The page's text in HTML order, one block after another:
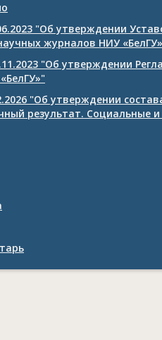
"Об утверждении
журналов НИУ «БелГУ»
"Об утверждении
"Об утверждении
результат. Социальные